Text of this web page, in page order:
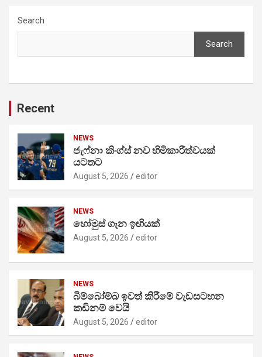
Search
Search
Recent
NEWS
ජැෆ්නා කිංග්ස් නව හිමිකාරීත්වයක්
යටතට
August 5, 2026 editor
NEWS
හෝමුස් ගැන ඉඟියක්
August 5, 2026 editor
NEWS
බිම්බෝම්බ ඉවත් කිරීමේ වැඩසටහන
කඩිනම් වෙයි
August 5, 2026 editor